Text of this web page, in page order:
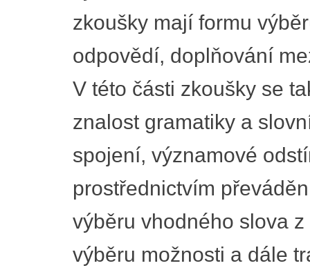
zkoušky mají formu
odpovědí, doplňování
V této části zkoušky se
znalost gramatiky a
spojení, významové
prostřednictvím
výběru vhodného slova
výběru možnosti a dále